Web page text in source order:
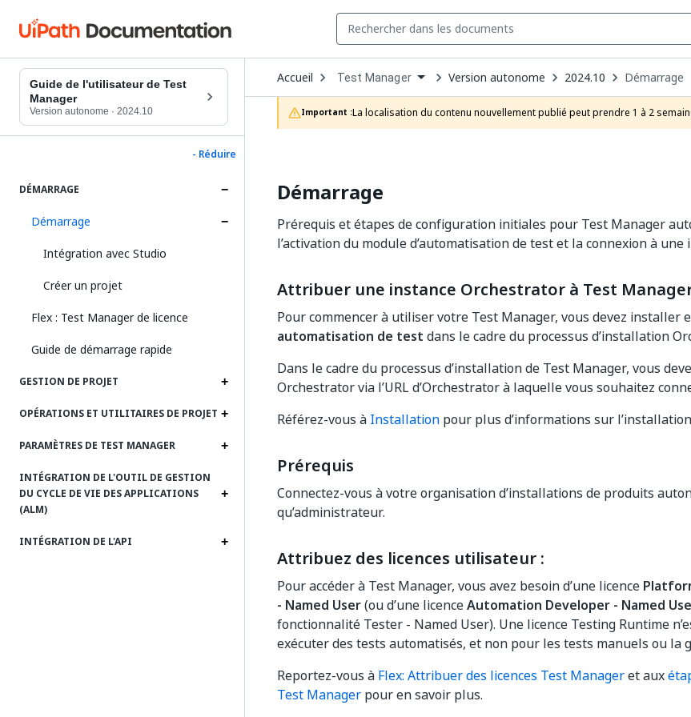
Guide de l'utilisateur de Test
Manager
Version autonome · 2024.10
- Réduire
DÉMARRAGE
Démarrage
Intégration avec Studio
Créer un projet
Flex : Test Manager de licence
Guide de démarrage rapide
GESTION DE PROJET
OPÉRATIONS ET UTILITAIRES DE PROJET
PARAMÈTRES DE TEST MANAGER
INTÉGRATION DE L'OUTIL DE GESTION
DU CYCLE DE VIE DES APPLICATIONS
(ALM)
INTÉGRATION DE L'API
Accueil Open
Dropdown
to
choose
product
Test Manager Version autonome 2024.10 Démarrage
Important :La localisation du contenu nouvellement publié peut prendre 1 à 2
Démarrage
Prérequis et étapes de configuration initiales pour Test Manager
l’activation du module d’automatisation de test et la connexion à
Attribuer une instance Orchestrator à Test
Pour commencer à utiliser votre Test Manager, vous devez installer
automatisation de test dans le cadre du processus d’installation
Dans le cadre du processus d’installation de Test Manager, vous
Orchestrator via l’URL d’Orchestrator à laquelle vous souhaitez
Référez-vous à Installation pour plus d’informations sur
Prérequis
Connectez-vous à votre organisation d’installations de produits
qu’administrateur.
Attribuez des licences utilisateur :
Pour accéder à Test Manager, vous avez besoin d’une licence
- Named User(ou d’une licenceAutomation Developer - Named
fonctionnalité Tester - Named User). Une licence Testing Runtime
exécuter des tests automatisés, et non pour les tests manuels ou la
Reportez-vous à Flex: Attribuer des licences Test Manageret aux
Test Manager pour en savoir plus.